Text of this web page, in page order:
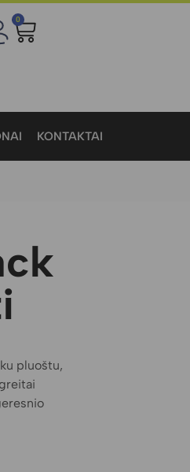
0
KONTAKTAI
pluoštu,